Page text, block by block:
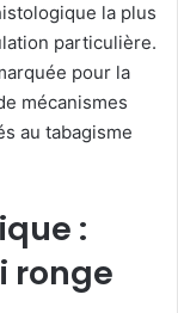
la plus
particulière.
pour la
mécanismes
au tabagisme
:
ronge